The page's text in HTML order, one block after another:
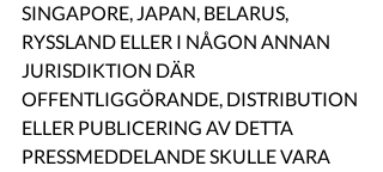
SINGAPORE, JAPAN, BELARUS,
RYSSLAND ELLER I NÅGON ANNAN
JURISDIKTION DÄR
OFFENTLIGGÖRANDE, DISTRIBUTION
ELLER PUBLICERING AV DETTA
PRESSMEDDELANDE SKULLE VARA